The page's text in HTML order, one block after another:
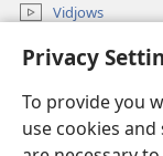
Privacy
To provide you
use cookies
Vidjows
Fittex f’JW.ORG
Donazzjonijiet
(opens
new